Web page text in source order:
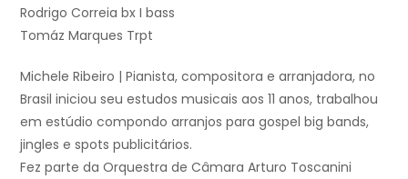
Rodrigo Correia bx I bass
Tomáz Marques Trpt
Michele Ribeiro | Pianista, compositora e arranjadora, no
Brasil iniciou seu estudos musicais aos 11 anos, trabalhou
em estúdio compondo arranjos para gospel big bands,
jingles e spots publicitários.
Fez parte da Orquestra de Câmara Arturo Toscanini